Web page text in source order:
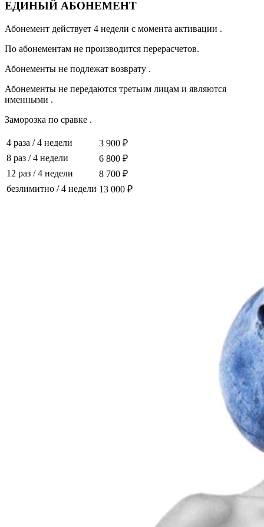
ЕДИНЫЙ АБОНЕМЕНТ
Абонемент действует 4 недели с момента активации .
По абонементам не производится перерасчетов.
Абонементы не подлежат возврату .
Абонементы не передаются третьим лицам и являются
именными .
Заморозка по сравке .
4 раза /4 недели
3 900 ₽
8 раз /4 недели
6 800 ₽
12 раз /4 недели
8 700 ₽
безлимитно /4 недели 13 000 ₽